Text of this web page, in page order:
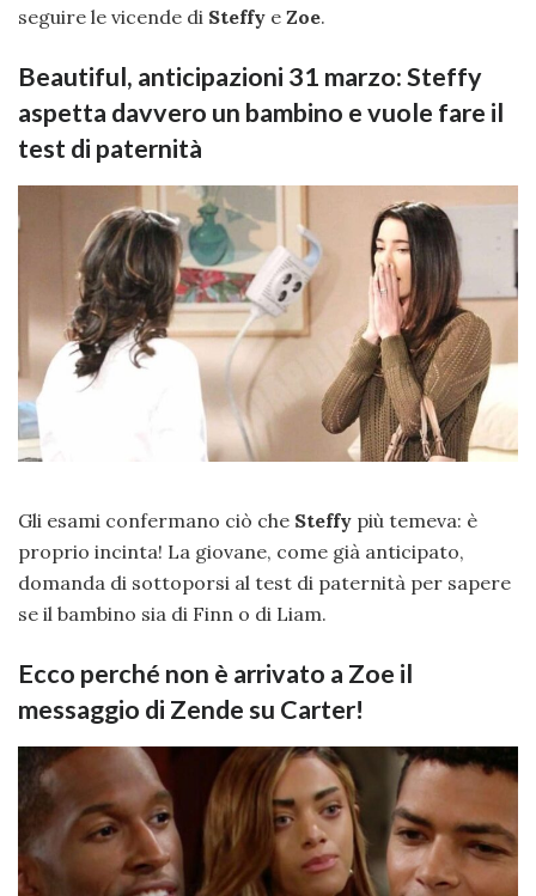
seguire le vicende di Steffy e Zoe.
Beautiful, anticipazioni 31 marzo: Steffy
aspetta davvero un bambino e vuole fare il
test di paternità
Gli esami confermano ciò che Steffy più temeva: è
proprio incinta! La giovane, come già anticipato,
domanda di sottoporsi al test di paternità per sapere
se il bambino sia di Finn o di Liam.
Ecco perché non è arrivato a Zoe il
messaggio di Zende su Carter!